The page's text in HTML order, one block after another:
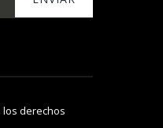
los derechos